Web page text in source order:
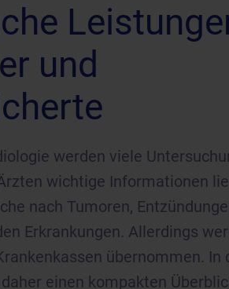
und
werden viele
wichtige Informationen
nach Tumoren,
Erkrankungen. Allerdings
übernommen. In
einen kompakten